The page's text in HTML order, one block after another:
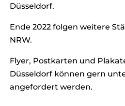
Düsseldorf.
Ende 2022 folgen weitere
NRW.
Flyer, Postkarten und
Düsseldorf können gern
angefordert werden.